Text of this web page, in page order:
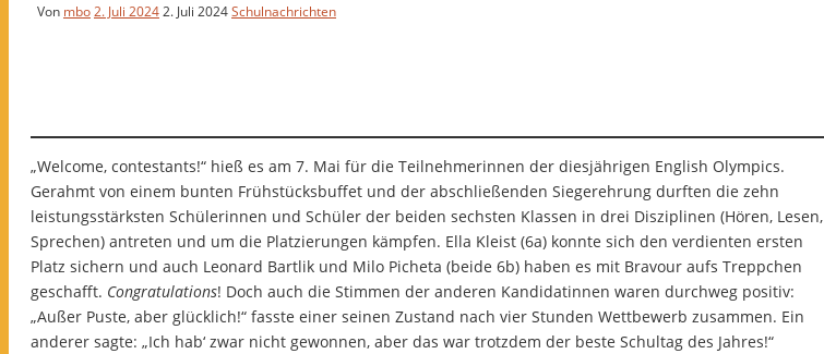
Von mbo 2. Juli 2024 2. Juli 2024Schulnachrichten
„Welcome, contestants!“ hieß es am 7. Mai für die Teilnehmerinnen der diesjährigen English Olympics.
Gerahmt von einem bunten Frühstücksbuffet und der abschließenden Siegerehrung durften die zehn
leistungsstärksten Schülerinnen und Schüler der beiden sechsten Klassen in drei Disziplinen (Hören, Lesen,
Sprechen) antreten und um die Platzierungen kämpfen. Ella Kleist (6a) konnte sich den verdienten ersten
Platz sichern und auch Leonard Bartlik und Milo Picheta (beide 6b) haben es mit Bravour aufs Treppchen
geschafft. Congratulations! Doch auch die Stimmen der anderen Kandidatinnen waren durchweg positiv:
„Außer Puste, aber glücklich!“ fasste einer seinen Zustand nach vier Stunden Wettbewerb zusammen. Ein
anderer sagte: „Ich hab‘ zwar nicht gewonnen, aber das war trotzdem der beste Schultag des Jahres!“